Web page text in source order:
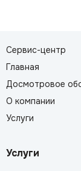
Сервис-центр
Главная
Досмотровое
О компании
Услуги
Услуги